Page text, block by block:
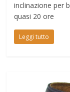
inclinazione per
quasi 20 ore
Leggi tutto